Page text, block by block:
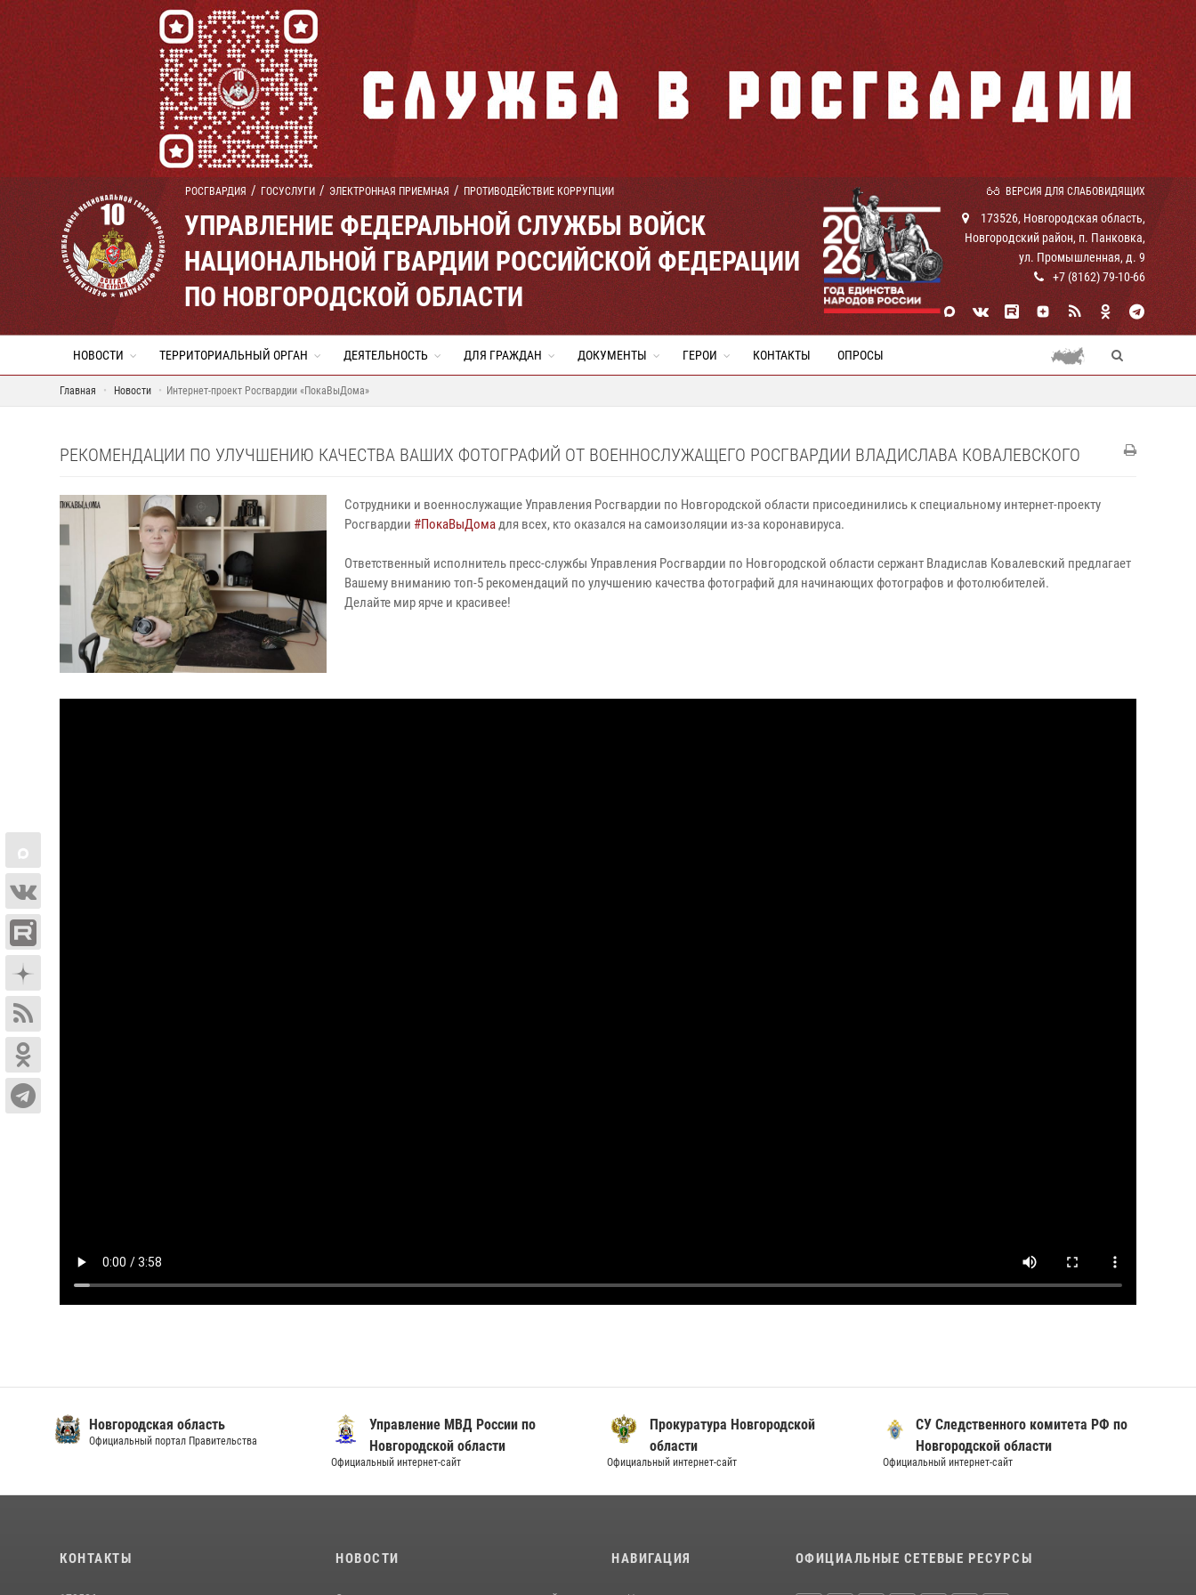
РОСГВАРДИЯ ГОСУСЛУГИ ЭЛЕКТРОННАЯ ПРИЕМНАЯ ПРОТИВОДЕЙСТВИЕ КОРРУПЦИИ ВЕРСИЯ ДЛЯ СЛАБОВИДЯЩИХ
УПРАВЛЕНИЕ ФЕДЕРАЛЬНОЙ СЛУЖБЫ ВОЙСК
НАЦИОНАЛЬНОЙ ГВАРДИИ РОССИЙСКОЙ ФЕДЕРАЦИИ
ПО НОВГОРОДСКОЙ ОБЛАСТИ
173526, Новгородская область,
Новгородский район, п. Панковка,
ул. Промышленная, д. 9
+7 (8162) 79-10-66
НОВОСТИ ТЕРРИТОРИАЛЬНЫЙ ОРГАН ДЕЯТЕЛЬНОСТЬ ДЛЯ ГРАЖДАН ДОКУМЕНТЫ ГЕРОИ КОНТАКТЫ ОПРОСЫ
Главная Новости Интернет-проект Росгвардии «ПокаВыДома»
РЕКОМЕНДАЦИИ ПО УЛУЧШЕНИЮ КАЧЕСТВА ВАШИХ ФОТОГРАФИЙ ОТ ВОЕННОСЛУЖАЩЕГО РОСГВАРДИИ ВЛАДИСЛАВА КОВАЛЕВСКОГО
Сотрудники и военнослужащие Управления Росгвардии по Новгородской области присоединились к специальному интернет-проекту
Росгвардии #ПокаВыДомадля всех, кто оказался на самоизоляции из-за коронавируса.
Ответственный исполнитель пресс-службы Управления Росгвардии по Новгородской области сержант Владислав Ковалевский предлагает
Вашему вниманию топ-5 рекомендаций по улучшению качества фотографий для начинающих фотографов и фотолюбителей.
Делайте мир ярче и красивее!
Новгородская область
Официальный портал Правительства
Управление МВД России по
Новгородской области
Официальный интернет-сайт
Прокуратура Новгородской
области
Официальный интернет-сайт
СУ Следственного комитета РФ по
Новгородской области
Официальный интернет-сайт
КОНТАКТЫ НОВОСТИ НАВИГАЦИЯ ОФИЦИАЛЬНЫЕ СЕТЕВЫЕ РЕСУРСЫ